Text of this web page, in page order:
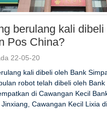
berulang kali
Pos China?
22-05-20
kali dibeli oleh Bank
robot telah dibeli oleh
di Cawangan Kecil
Cawangan Kecil Lixia